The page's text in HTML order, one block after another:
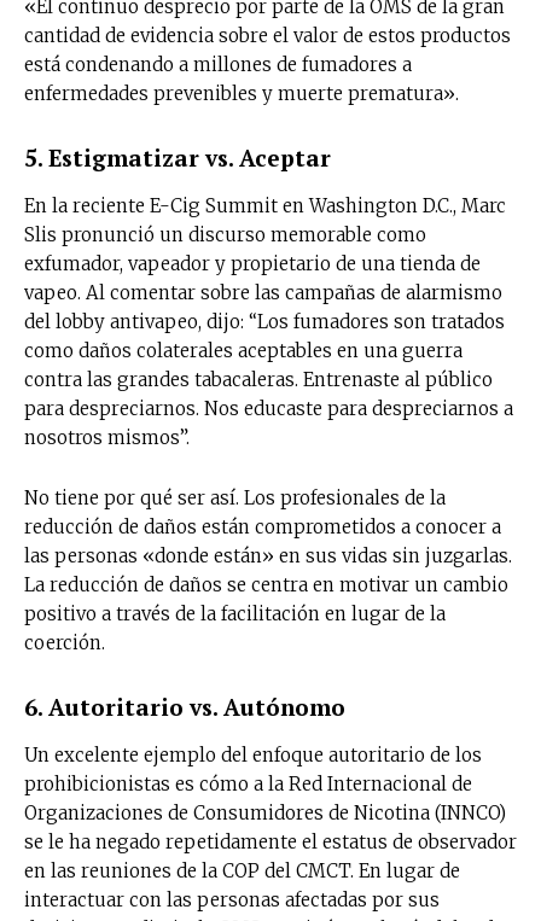
«El continuo desprecio por parte de la OMS de la gran
cantidad de evidencia sobre el valor de estos productos
está condenando a millones de fumadores a
enfermedades prevenibles y muerte prematura».
5. Estigmatizar vs. Aceptar
En la reciente E-Cig Summit en Washington D.C., Marc
Slis pronunció un discurso memorable como
exfumador, vapeador y propietario de una tienda de
vapeo. Al comentar sobre las campañas de alarmismo
del lobby antivapeo, dijo: “Los fumadores son tratados
como daños colaterales aceptables en una guerra
contra las grandes tabacaleras. Entrenaste al público
para despreciarnos. Nos educaste para despreciarnos a
nosotros mismos”.
No tiene por qué ser así. Los profesionales de la
reducción de daños están comprometidos a conocer a
las personas «donde están» en sus vidas sin juzgarlas.
La reducción de daños se centra en motivar un cambio
positivo a través de la facilitación en lugar de la
coerción.
6. Autoritario vs. Autónomo
Un excelente ejemplo del enfoque autoritario de los
prohibicionistas es cómo a la Red Internacional de
Organizaciones de Consumidores de Nicotina (INNCO)
se le ha negado repetidamente el estatus de observador
en las reuniones de la COP del CMCT. En lugar de
interactuar con las personas afectadas por sus